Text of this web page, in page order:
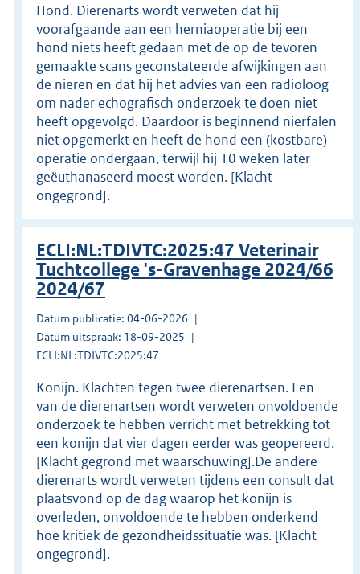
Hond. Dierenarts wordt verweten dat hij
voorafgaande aan een herniaoperatie bij een
hond niets heeft gedaan met de op de tevoren
gemaakte scans geconstateerde afwijkingen aan
de nieren en dat hij het advies van een radioloog
om nader echografisch onderzoek te doen niet
heeft opgevolgd. Daardoor is beginnend nierfalen
niet opgemerkt en heeft de hond een (kostbare)
operatie ondergaan, terwijl hij 10 weken later
geëuthanaseerd moest worden. [Klacht
ongegrond].
ECLI:NL:TDIVTC:2025:47 Veterinair
Tuchtcollege 's-Gravenhage 2024/66
2024/67
Datum publicatie: 04-06-2026
Datum uitspraak: 18-09-2025
ECLI:NL:TDIVTC:2025:47
Konijn. Klachten tegen twee dierenartsen. Een
van de dierenartsen wordt verweten onvoldoende
onderzoek te hebben verricht met betrekking tot
een konijn dat vier dagen eerder was geopereerd.
[Klacht gegrond met waarschuwing].De andere
dierenarts wordt verweten tijdens een consult dat
plaatsvond op de dag waarop het konijn is
overleden, onvoldoende te hebben onderkend
hoe kritiek de gezondheidssituatie was. [Klacht
ongegrond].